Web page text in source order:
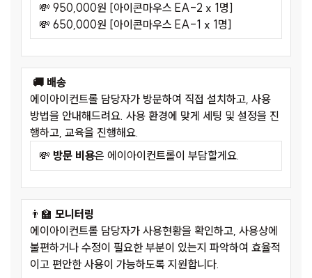
💸 950,000원 [아이콘마우스 EA-2 x 1명]
💸 650,000원 [아이콘마우스 EA-1 x 1명]
🚚 배송
에이아이컨트롤 담당자가 방문하여 직접 설치하고, 사용
방법을 안내해드려요. 사용 환경에 맞게 세팅 및 설정을 진
행하고, 교육을 진행해요.
💸 방문 비용은 에이아이컨트롤이 부담할게요.
👨‍🏫 모니터링
에이아이컨트롤 담당자가 사용현황을 확인하고, 사용상에
불편하거나 수정이 필요한 부분이 있는지 파악하여 효율적
이고 편안한 사용이 가능하도록 지원합니다.